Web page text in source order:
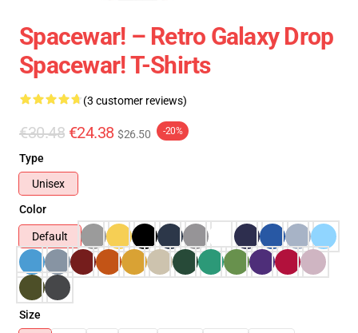
Spacewar! – Retro Galaxy Drop
Spacewar! T-Shirts
(3 customer reviews)
€30.48 €24.38 $26.50 -20%
Type
Unisex
Color
Default
Size